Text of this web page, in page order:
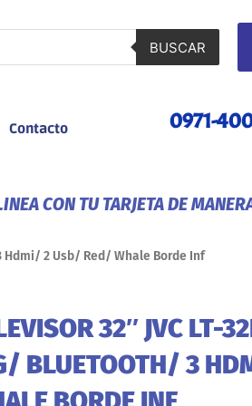
BUSCAR
Contacto 0971-
CON TU TARJETA DE
Hdmi/ 2 Usb/ Red/ Whale Borde Inf
32″ JVC LT-
BLUETOOTH/ 3